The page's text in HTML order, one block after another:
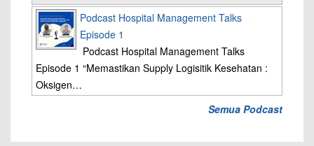
Podcast Hospital Management Talks
Episode 1
Podcast Hospital Management Talks
Episode 1 “Memastikan Supply Logisitik Kesehatan :
Oksigen…
Semua Podcast